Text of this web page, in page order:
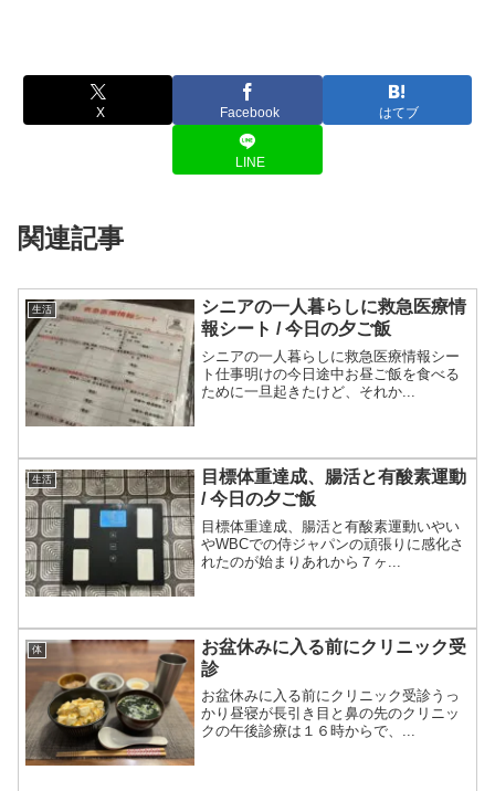
X Facebook はてブ
LINE
関連記事
生活
シニアの一人暮らしに救急医療情
報シート / 今日の夕ご飯
シニアの一人暮らしに救急医療情報シー
ト仕事明けの今日途中お昼ご飯を食べる
ために一旦起きたけど、それか...
生活
目標体重達成、腸活と有酸素運動
/ 今日の夕ご飯
目標体重達成、腸活と有酸素運動いやい
やWBCでの侍ジャパンの頑張りに感化さ
れたのが始まりあれから７ヶ...
体
お盆休みに入る前にクリニック受
診
お盆休みに入る前にクリニック受診うっ
かり昼寝が長引き目と鼻の先のクリニッ
クの午後診療は１６時からで、...